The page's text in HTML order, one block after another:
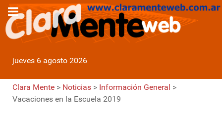
jueves 6 agosto 2026
Clara Mente > Noticias > Información General >
Vacaciones en la Escuela 2019